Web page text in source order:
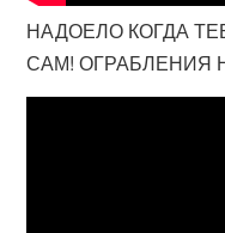
НАДОЕЛО КОГДА
САМ! ОГРАБЛЕНИЯ